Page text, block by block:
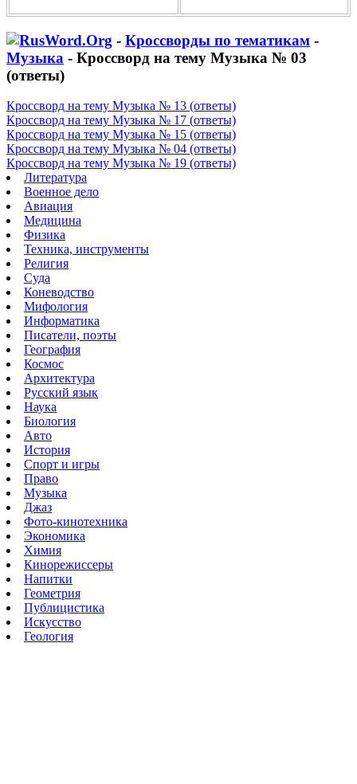
- Кроссворды по тематикам -
Музыка - Кроссворд на тему Музыка № 03
(ответы)
Кроссворд на тему Музыка № 13 (ответы)
Кроссворд на тему Музыка № 17 (ответы)
Кроссворд на тему Музыка № 15 (ответы)
Кроссворд на тему Музыка № 04 (ответы)
Кроссворд на тему Музыка № 19 (ответы)
Литература
Военное дело
Авиация
Медицина
Физика
Техника, инструменты
Религия
Суда
Коневодство
Мифология
Информатика
Писатели, поэты
География
Космос
Архитектура
Русский язык
Наука
Биология
Авто
История
Спорт и игры
Право
Музыка
Джаз
Фото-кинотехника
Экономика
Химия
Кинорежиссеры
Напитки
Геометрия
Публицистика
Искусство
Геология